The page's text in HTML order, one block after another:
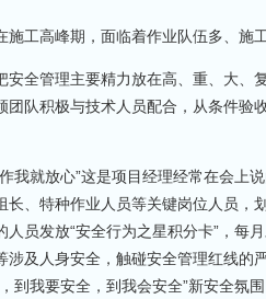
施工高峰期，面临着作业队伍多、
安全管理主要精力放在高、重、大
团队积极与技术人员配合，从条件
我就放心”这是项目经理经常在会上
长、特种作业人员等关键岗位人员，
人员发放“安全行为之星积分卡”，
涉及人身安全，触碰安全管理红线
到我要安全，到我会安全”新安全氛